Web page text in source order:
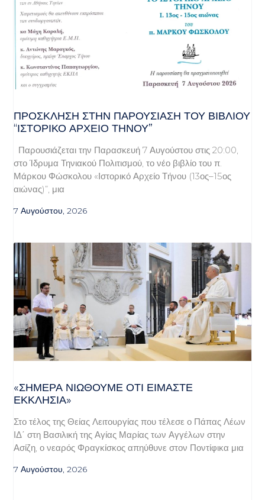
ΠΡΌΣΚΛΗΣΗ ΣΤΗΝ ΠΑΡΟΥΣΊΑΣΗ ΤΟΥ ΒΙΒΛΊΟΥ
“ΙΣΤΟΡΙΚΌ ΑΡΧΕΊΟ ΤΉΝΟΥ”
Παρουσιάζεται την Παρασκευή 7 Αυγούστου στις 20:00,
στο Ίδρυμα Τηνιακού Πολιτισμού, το νέο βιβλίο του π.
Μάρκου Φώσκολου «Ιστορικό Αρχείο Τήνου (13ος–15ος
αιώνας)”, μια
7 Αυγούστου, 2026
«ΣΉΜΕΡΑ ΝΙΏΘΟΥΜΕ ΌΤΙ ΕΊΜΑΣΤΕ
ΕΚΚΛΗΣΊΑ»
Στο τέλος της Θείας Λειτουργίας που τέλεσε ο Πάπας Λέων
ΙΔ΄ στη Βασιλική της Αγίας Μαρίας των Αγγέλων στην
Ασίζη, ο νεαρός Φραγκίσκος απηύθυνε στον Ποντίφικα μια
7 Αυγούστου, 2026